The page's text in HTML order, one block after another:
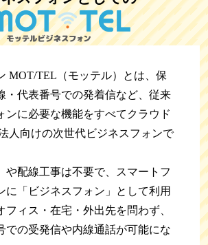
MOT/TEL（モッテル）とは、保
・代表番号での発着信など、従来
ンに必要な機能をすべてクラウド
人向けの次世代ビジネスフォンで
や配線工事は不要で、スマートフ
に「ビジネスフォン」として利用
フィス・在宅・外出先を問わず、
での受発信や内線通話が可能にな